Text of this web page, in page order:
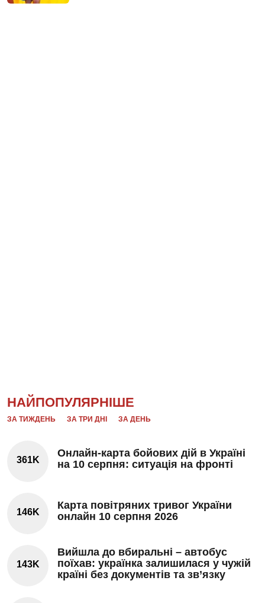
НАЙПОПУЛЯРНІШЕ
ЗА ТИЖДЕНЬ ЗА ТРИ ДНІ ЗА ДЕНЬ
361K
Онлайн-карта бойових дій в Україні
на 10 серпня: ситуація на фронті
146K
Карта повітряних тривог України
онлайн 10 серпня 2026
143K
Вийшла до вбиральні – автобус
поїхав: українка залишилася у чужій
країні без документів та зв’язку